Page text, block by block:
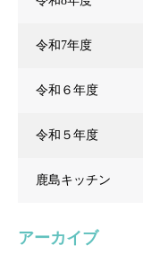
令和7年度
令和６年度
令和５年度
鹿島キッチン
アーカイブ